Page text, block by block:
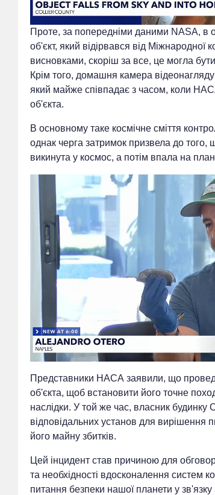
Проте, за попередніми даними NASA, в
об'єкт, який відірвався від Міжнародної
висновками, скоріш за все, це могла
Крім того, домашня камера
який майже співпадає з часом, коли
об'єкта.
В основному таке космічне сміття
однак черга затримок призвела до
викинута у космос, а потім впала на
Представники НАСА заявили, що
об'єкта, щоб встановити його точне
наслідки. У той же час, власник будинку
відповідальних установ для вирішення
його майну збитків.
Цей інцидент став причиною для
та необхідності вдосконалення систем
питання безпеки нашої планети у зв'язку